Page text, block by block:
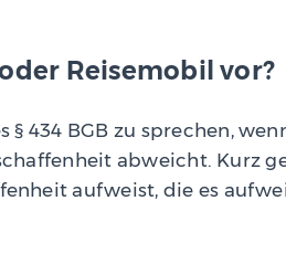
Reisemobil vor?
434 BGB zu sprechen,
abweicht. Kurz
aufweist, die es